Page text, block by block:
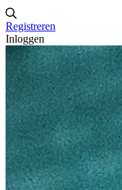
Registreren
Inloggen